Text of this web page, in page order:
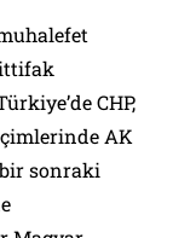
ittifak
CHP,
AK
sonraki